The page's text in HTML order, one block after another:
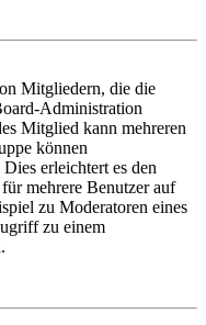
Mitgliedern, die die
Administration
Mitglied kann mehreren
können
erleichtert es den
mehrere Benutzer auf
zu Moderatoren eines
zu einem